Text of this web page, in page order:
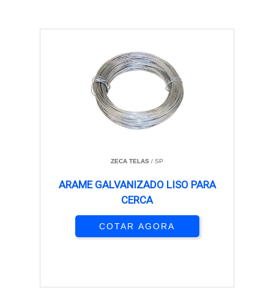
ZECA TELAS / SP
ARAME GALVANIZADO LISO PARA
CERCA
COTAR AGORA